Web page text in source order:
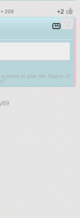
209
a plane to give the Statue of